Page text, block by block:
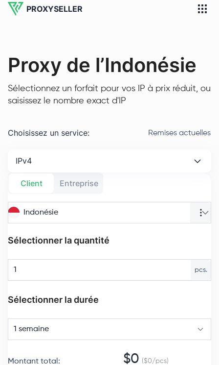
PROXYSELLER
Proxy de l’Indonésie
Sélectionnez un forfait pour vos IP à prix réduit, ou
saisissez le nombre exact d'IP
Choisissez un service: Remises actuelles
IPv4
Client Entreprise
Indonésie
Sélectionner la quantité
pcs.
Sélectionner la durée
1 semaine
Montant total : $0 ($0/pcs)